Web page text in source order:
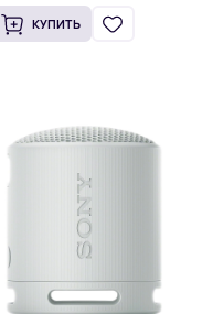
КУПИТЬ